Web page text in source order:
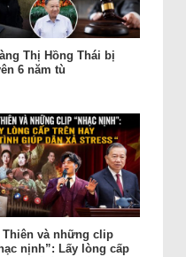
Thị Hồng Thái bị
6 năm tù
Thiên và những clip
nịnh”: Lấy lòng cấp